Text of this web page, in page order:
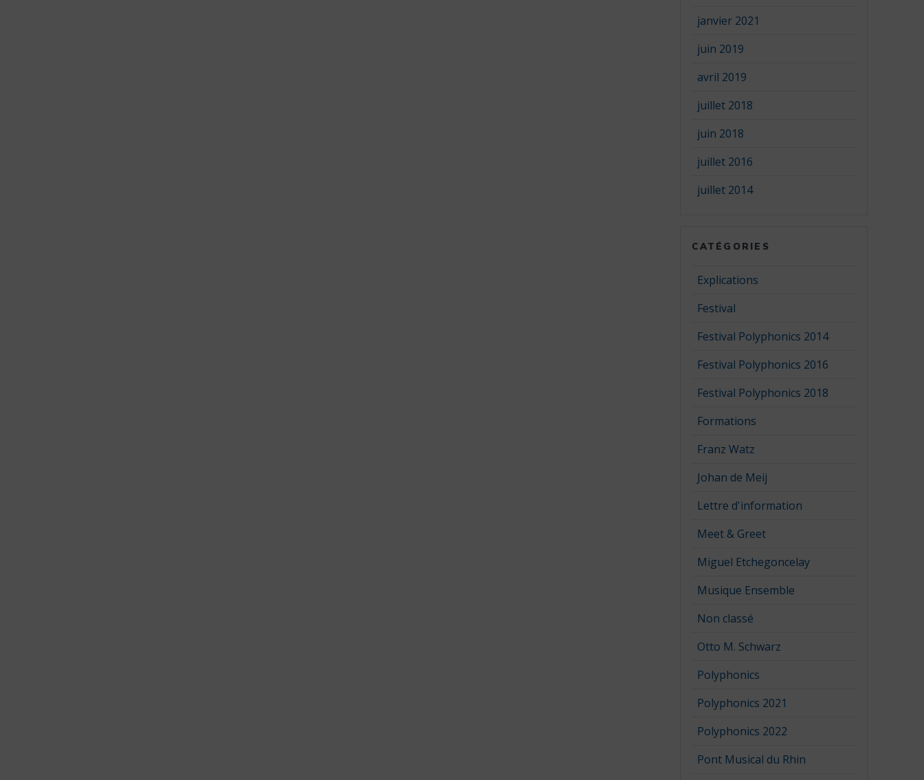
janvier 2021
juin 2019
avril 2019
juillet 2018
juin 2018
juillet 2016
juillet 2014
CATÉGORIES
Explications
Festival
Festival Polyphonics 2014
Festival Polyphonics 2016
Festival Polyphonics 2018
Formations
Franz Watz
Johan de Meij
Lettre d'information
Meet & Greet
Miguel Etchegoncelay
Musique Ensemble
Non classé
Otto M. Schwarz
Polyphonics
Polyphonics 2021
Polyphonics 2022
Pont Musical du Rhin